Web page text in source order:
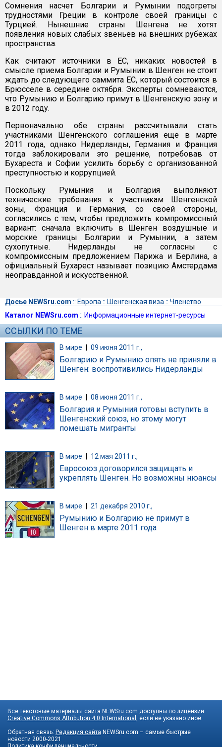
Сомнения насчет Болгарии и Румынии подогреты
трудностями Греции в контроле своей границы с
Турцией. Нынешние страны Шенгена не хотят
появления новых слабых звеньев на внешних рубежах
пространства.
Как считают источники в ЕС, никаких новостей в
смысле приема Болгарии и Румынии в Шенген не стоит
ждать до следующего саммита ЕС, который состоится в
Брюсселе в середине октября. Эксперты сомневаются,
что Румынию и Болгарию примут в Шенгенскую зону и
в 2012 году.
Первоначально обе страны рассчитывали стать
участниками Шенгенского соглашения еще в марте
2011 года, однако Нидерланды, Германия и Франция
тогда заблокировали это решение, потребовав от
Бухареста и Софии усилить борьбу с организованной
преступностью и коррупцией.
Поскольку Румыния и Болгария выполняют
технические требования к участникам Шенгенской
зоны, Франция и Германия, со своей стороны,
согласились с тем, чтобы предложить компромиссный
вариант: сначала включить в Шенген воздушные и
морские границы Болгарии и Румынии, а затем
сухопутные. Нидерланды не согласны с
компромиссным предложением Парижа и Берлина, а
официальный Бухарест называет позицию Амстердама
неоправданной и искусственной.
Досье NEWSru.com :: Европа :: Шенгенская виза :: Членство
Каталог NEWSru.com :: Информационные интернет-ресурсы
ССЫЛКИ ПО ТЕМЕ
В мире | 09 июня 2011 г.,
Болгарию и Румынию опять не приняли в
Шенген: воспротивились Нидерланды
В мире 08 июня 2011 г.,
Болгария и Румыния готовы вступить в
Шенгенский союз, но этому могут
помешать мигранты
В мире 12 мая 2011 г.,
Евросоюз договорился защищать и
укреплять Шенген. Но возможны нюансы
В мире 21 декабря 2010 г.,
Румынию и Болгарию не примут в
Шенген в марте 2011 года
Все текстовые материалы сайта NEWSru.com доступны по лицензии:
Creative Commons Attribution 4.0 International
, если не указано иное.
Обратная связь: Редакция сайта NEWSru.com – самые быстрые
новости 2000-2021